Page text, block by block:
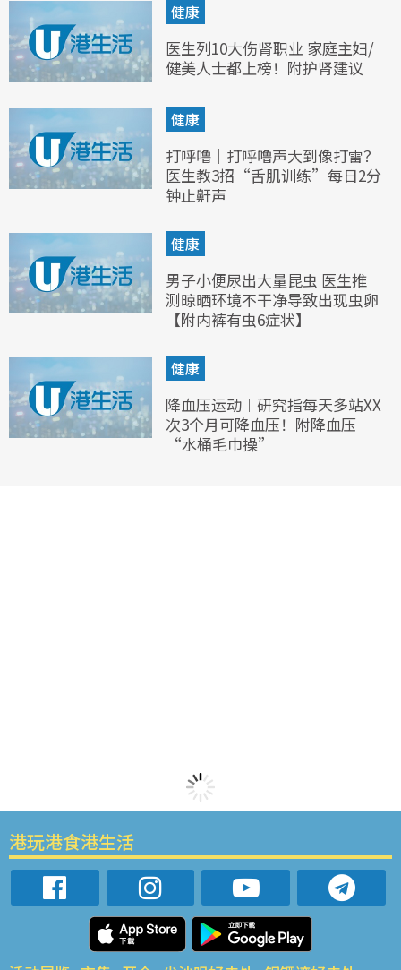
健康
医生列10大伤肾职业 家庭主妇/
健美人士都上榜！附护肾建议
健康
打呼噜｜打呼噜声大到像打雷？
医生教3招“舌肌训练”每日2分
钟止鼾声
健康
男子小便尿出大量昆虫 医生推
测晾晒环境不干净导致出现虫卵
【附内裤有虫6症状】
健康
降血压运动︱研究指每天多站XX
次3个月可降血压！附降血压
“水桶毛巾操”
港玩港食港生活